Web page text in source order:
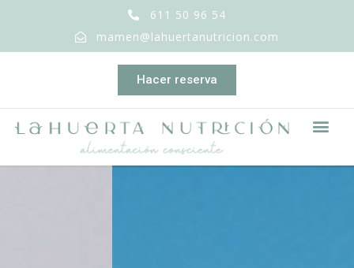
611 50 96 54
mamen@lahuertanutricion.com
Hacer reserva